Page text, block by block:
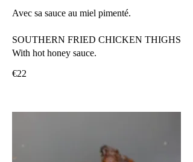
Avec sa sauce au miel pimenté.
SOUTHERN FRIED CHICKEN THIGHS
With hot honey sauce.
€22